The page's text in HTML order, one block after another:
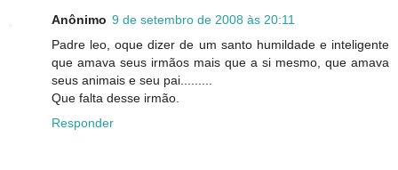
Anônimo 9 de setembro de 2008 às 20:11
Padre leo, oque dizer de um santo humildade e inteligente
que amava seus irmãos mais que a si mesmo, que amava
seus animais e seu pai.........
Que falta desse irmão.
Responder